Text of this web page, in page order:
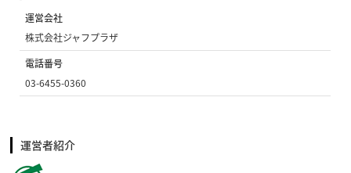
運営会社
株式会社ジャフプラザ
電話番号
03-6455-0360
運営者紹介